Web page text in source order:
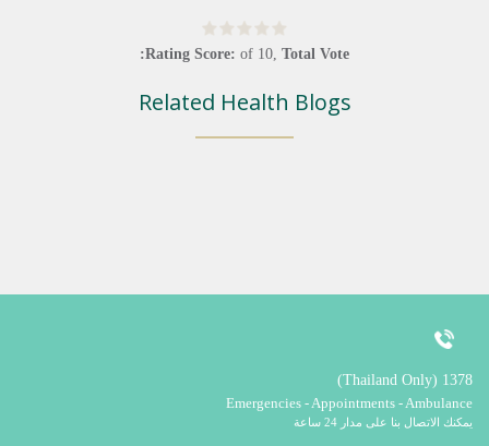
Rating Score: of 10, Total Vote:
Related Health Blogs
1378 (Thailand Only)
Emergencies - Appointments - Ambulance
يمكنك الاتصال بنا على مدار 24 ساعة